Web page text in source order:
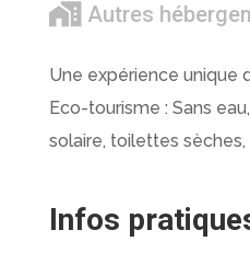
Autres
Une expérience unique
Eco-tourisme : Sans
solaire, toilettes sèches,
Infos